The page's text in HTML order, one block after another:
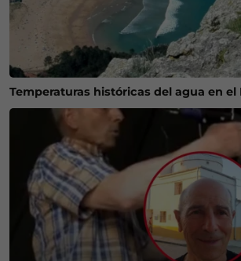
Temperaturas históricas del agua en